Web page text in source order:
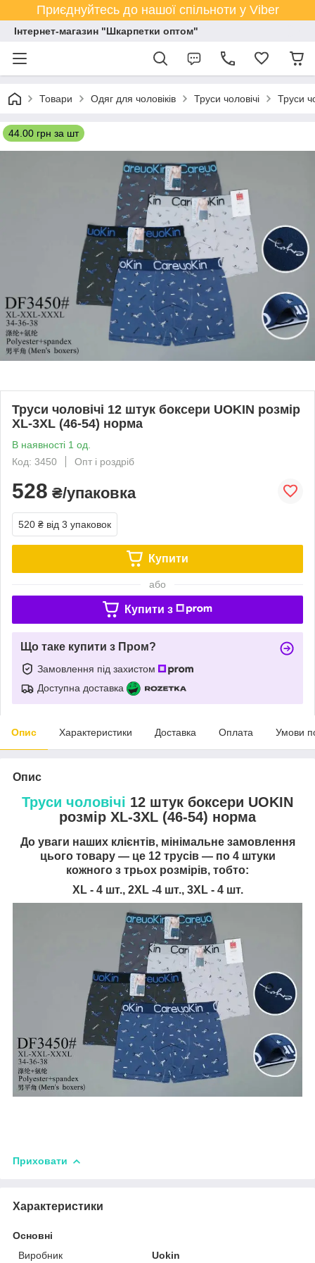
Приєднуйтесь до нашої спільноти у Viber
Інтернет-магазин "Шкарпетки оптом"
Товари Одяг для чоловіків Труси чоловічі Труси
44.00 грн за шт
Труси чоловічі 12 штук боксери UOKIN розмір
XL-3XL (46-54) норма
В наявності 1 од.
Код: 3450
Опт і роздріб
528 ₴/упаковка
520 ₴ від 3 упаковок
Купити
або
Купити з
Що таке купити з Пром?
Замовлення під захистом
Доступна доставка
Опис Характеристики Доставка Оплата Умови
Опис
Труси чоловічі 12 штук боксери UOKIN
розмір XL-3XL (46-54) норма
До уваги наших клієнтів, мінімальне замовлення
цього товару — це 12 трусів — по 4 штуки
кожного з трьох розмірів, тобто:
XL - 4 шт., 2XL -4 шт., 3XL - 4 шт.
Приховати
Характеристики
Основні
Виробник
Uokin